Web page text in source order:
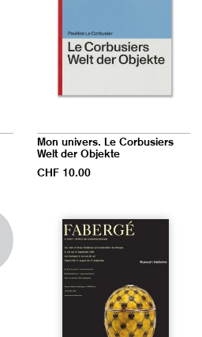
Mon univers. Le Corbusiers
Welt der Objekte
CHF 10.00